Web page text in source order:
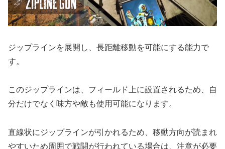
ジップラインを展開し、長距離移動を可能にする能力で
す。
このジップラインは、フィールド上に設置されるため、自
分だけでなく味方や敵も使用可能になります。
直線状にジップラインが引かれるため、移動方向が読まれ
やすいため周囲で戦闘が行われている場合は、注意が必要